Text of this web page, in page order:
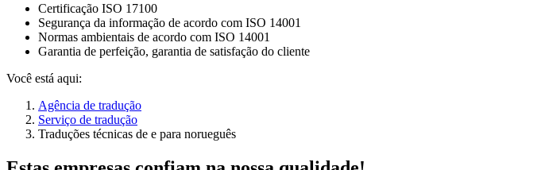
Certificação ISO 17100
Segurança da informação de acordo com ISO 14001
Normas ambientais de acordo com ISO 14001
Garantia de perfeição, garantia de satisfação do cliente
Você está aqui:
Agência de tradução
Serviço de tradução
Traduções técnicas de e para norueguês